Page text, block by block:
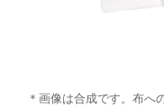
＊画像は合成です。布へ